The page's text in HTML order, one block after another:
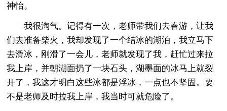
神怡。
我很淘气。记得有一次，老师带我们去春游，让我
们去准备柴火，我却发现了一个结冰的湖泊，我立马下
去滑冰，刚滑了一会儿，老师就发现了我，赶忙过来拉
我上岸，并朝湖面扔了一块石头，湖墨面的冰马上就裂
开了，我这才明白这些冰都是浮冰，一点也不坚固。要
不是老师及时拉我上岸，我当时可就危险了。